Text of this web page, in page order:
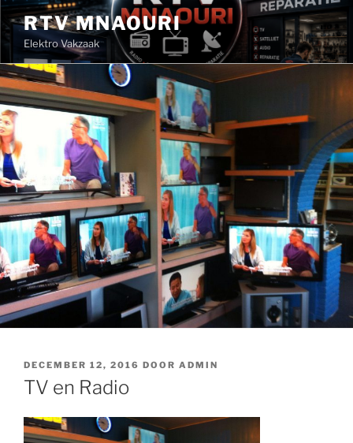
Ga
naar
de
inhoud
RTV MNAOURI
Elektro Vakzaak
GEPLAATST
OP
DECEMBER 12, 2016 DOOR ADMIN
TV en Radio